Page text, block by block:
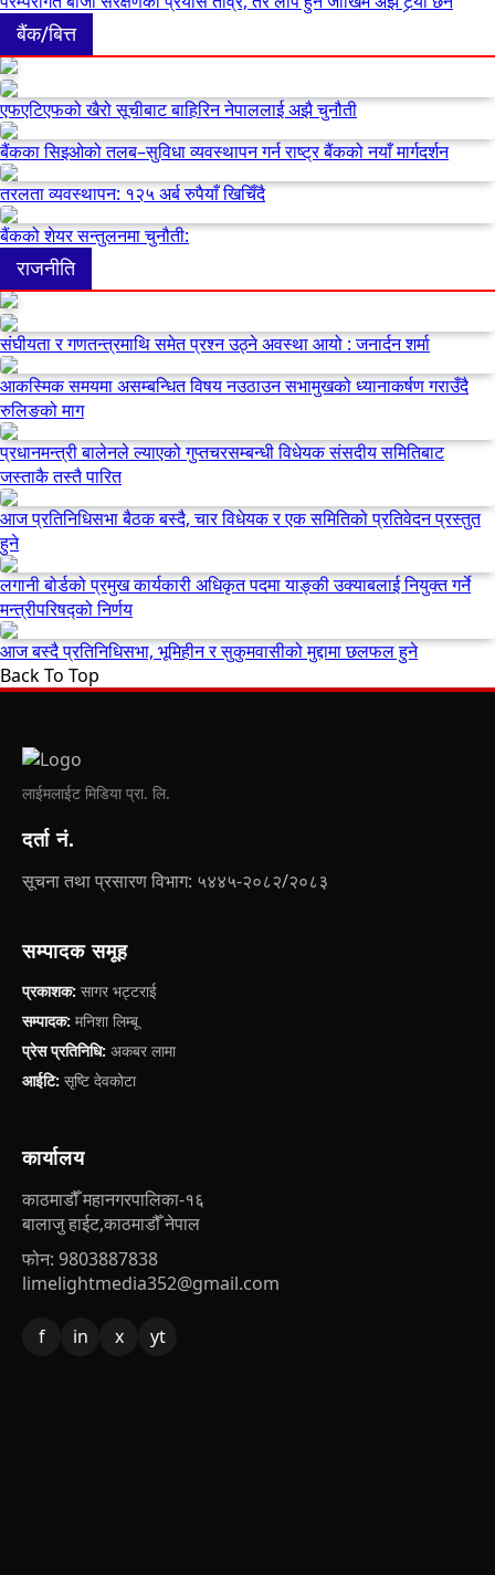
बैंक/बित्त
एफएटिएफको खैरो सूचीबाट बाहिरिन नेपाललाई अझै चुनौती
बैंकका सिइओको तलब–सुविधा व्यवस्थापन गर्न राष्ट्र बैंकको नयाँ मार्गदर्शन
तरलता व्यवस्थापन: १२५ अर्ब रुपैयाँ खिचिँदै
बैंकको शेयर सन्तुलनमा चुनौती:
राजनीति
संघीयता र गणतन्त्रमाथि समेत प्रश्न उठ्ने अवस्था आयो : जनार्दन शर्मा
आकस्मिक समयमा असम्बन्धित विषय नउठाउन सभामुखको ध्यानाकर्षण गराउँदै
रुलिङको माग
प्रधानमन्त्री बालेनले ल्याएको गुप्तचरसम्बन्धी विधेयक संसदीय समितिबाट
जस्ताकै तस्तै पारित
आज प्रतिनिधिसभा बैठक बस्दै, चार विधेयक र एक समितिको प्रतिवेदन प्रस्तुत
हुने
लगानी बोर्डको प्रमुख कार्यकारी अधिकृत पदमा याङ्की उक्याबलाई नियुक्त गर्ने
मन्त्रीपरिषद्को निर्णय
आज बस्दै प्रतिनिधिसभा, भूमिहीन र सुकुमवासीको मुद्दामा छलफल हुने
Back To Top
लाईमलाईट मिडिया प्रा. लि.
दर्ता नं.
सूचना तथा प्रसारण विभाग: ५४४५-२०८२/२०८३
सम्पादक समूह
प्रकाशक: सागर भट्टराई
सम्पादक: मनिशा लिम्बू
प्रेस प्रतिनिधि: अकबर लामा
आईटि: सृष्टि देवकोटा
कार्यालय
काठमाडौँ महानगरपालिका-१६
बालाजु हाईट,काठमाडौँ नेपाल
फोन: 9803887838
limelightmedia352@gmail.com
f in x yt